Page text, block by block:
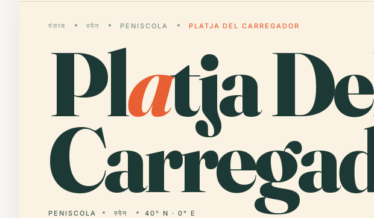
गंतव्य स्पेन PENISCOLA PLATJA DEL CARREGADOR
Platja
PENISCOLA स्पेन 40° N · 0° E